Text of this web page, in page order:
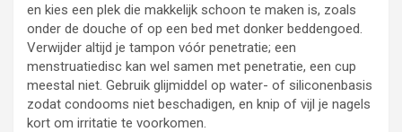
en kies een plek die makkelijk schoon te maken is, zoals
onder de douche of op een bed met donker beddengoed.
Verwijder altijd je tampon vóór penetratie; een
menstruatiedisc kan wel samen met penetratie, een cup
meestal niet. Gebruik glijmiddel op water- of siliconenbasis
zodat condooms niet beschadigen, en knip of vijl je nagels
kort om irritatie te voorkomen.